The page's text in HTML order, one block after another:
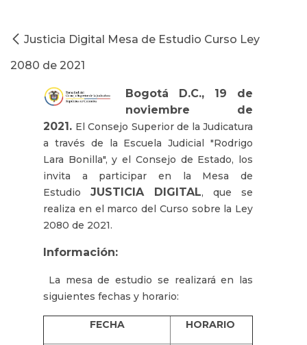
Justicia Digital Mesa de Estudio Curso Ley
2080 de 2021
Bogotá D.C., 19 de
noviembre de
2021. El Consejo Superior de la Judicatura
a través de la Escuela Judicial "Rodrigo
Lara Bonilla", y el Consejo de Estado, los
invita a participar en la Mesa de
Estudio JUSTICIA DIGITAL, que se
realiza en el marco del Curso sobre la Ley
2080 de 2021.
Información:
La mesa de estudio se realizará en las
siguientes fechas y horario:
FECHA HORARIO